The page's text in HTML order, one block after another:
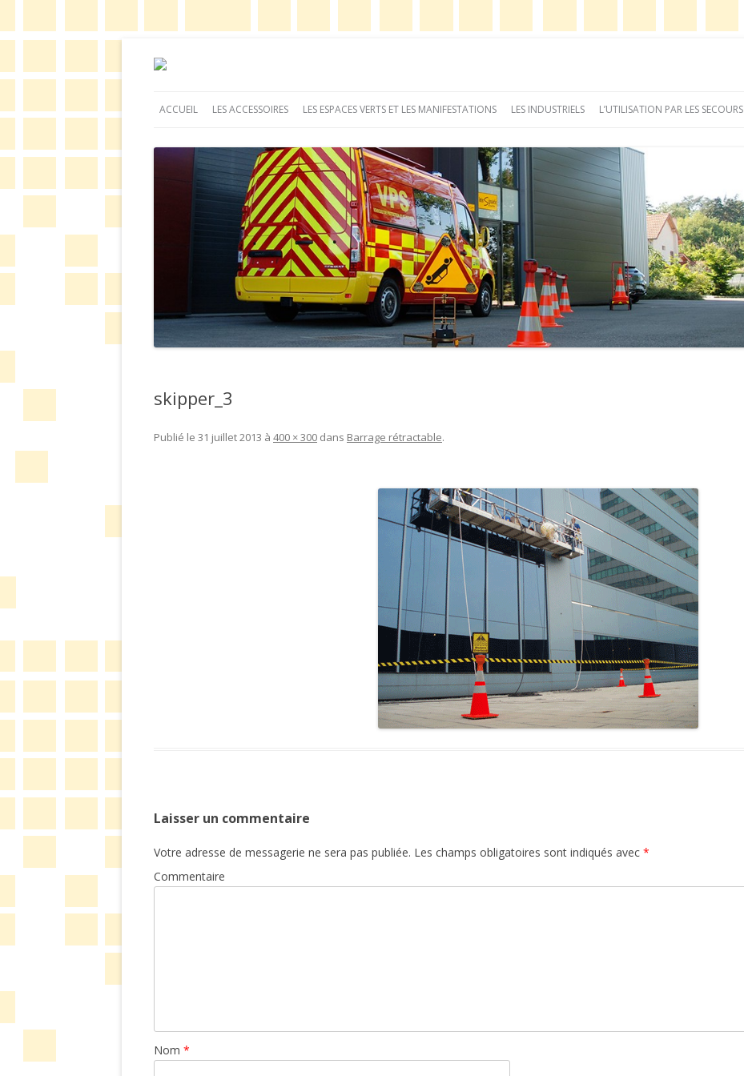
Barrage rétractable
au
ACCUEIL LES ACCESSOIRES LES ESPACES VERTS ET LES MANIFESTATIONS LES INDUSTRIELS L’UTILISATION PAR LES SECOURS
skipper_3
Publié le 31 juillet 2013 à 400 × 300 dans Barrage rétractable.
Laisser un commentaire
Votre adresse de messagerie ne sera pas publiée. Les champs obligatoires sont indiqués avec *
Commentaire
Nom *